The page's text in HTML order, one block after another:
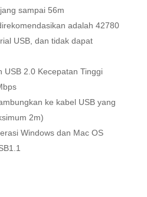
sampai 56m
adalah 42780
USB, dan tidak dapat
USB 2.0 Kecepatan Tinggi
ke kabel USB yang
2m)
Windows dan Mac OS